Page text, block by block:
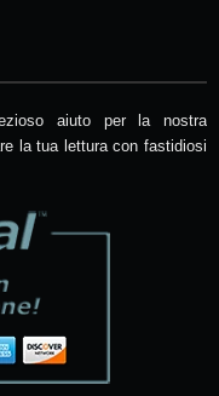
aiuto per la nostra
la tua lettura con fastidiosi